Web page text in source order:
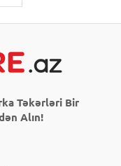
Təkərləri Bir
Alın!